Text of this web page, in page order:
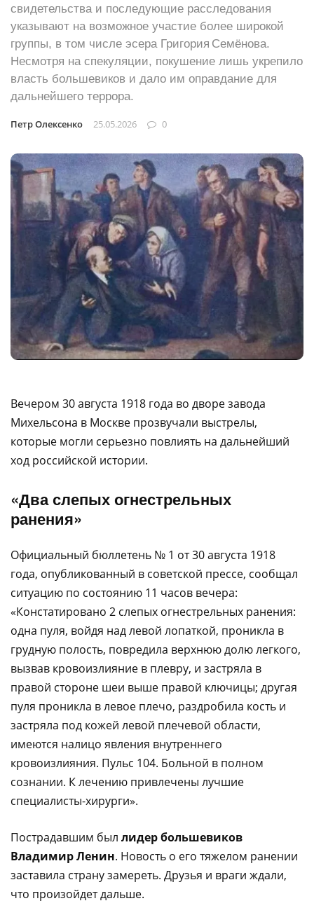
свидетельства и последующие расследования
указывают на возможное участие более широкой
группы, в том числе эсера Григория Семёнова.
Несмотря на спекуляции, покушение лишь укрепило
власть большевиков и дало им оправдание для
дальнейшего террора.
Петр Олексенко 25.05.2026 0
Вечером 30 августа 1918 года во дворе завода
Михельсона в Москве прозвучали выстрелы,
которые могли серьезно повлиять на дальнейший
ход российской истории.
«Два слепых огнестрельных
ранения»
Официальный бюллетень № 1 от 30 августа 1918
года, опубликованный в советской прессе, сообщал
ситуацию по состоянию 11 часов вечера:
«Констатировано 2 слепых огнестрельных ранения:
одна пуля, войдя над левой лопаткой, проникла в
грудную полость, повредила верхнюю долю легкого,
вызвав кровоизлияние в плевру, и застряла в
правой стороне шеи выше правой ключицы; другая
пуля проникла в левое плечо, раздробила кость и
застряла под кожей левой плечевой области,
имеются налицо явления внутреннего
кровоизлияния. Пульс 104. Больной в полном
сознании. К лечению привлечены лучшие
специалисты-хирурги».
Пострадавшим был лидер большевиков
Владимир Ленин. Новость о его тяжелом ранении
заставила страну замереть. Друзья и враги ждали,
что произойдет дальше.